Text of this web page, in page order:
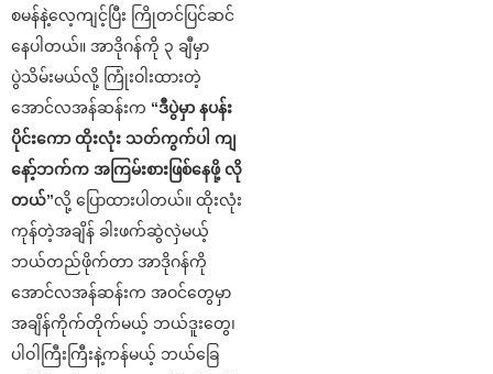
စမန်နဲ့လေ့ကျင့်ပြီး ကြိုတင်ပြင်ဆင်
နေပါတယ်။ အာဒိုဂန်ကို ၃ ချီမှာ
ပွဲသိမ်းမယ်လို့ ကြုံးဝါးထားတဲ့
အောင်လအန်ဆန်းက “ဒီပွဲမှာ နပန်း
ပိုင်းကော ထိုးလုံး သတ်ကွက်ပါ ကျ
နော့်ဘက်က အကြမ်းစားဖြစ်နေဖို့ လို
တယ်”လို့ ပြောထားပါတယ်။ ထိုးလုံး
ကုန်တဲ့အချိန် ခါးဖက်ဆွဲလှဲမယ့်
ဘယ်တည်ဖိုက်တာ အာဒိုဂန်ကို
အောင်လအန်ဆန်းက အဝင်တွေမှာ
အချိန်ကိုက်တိုက်မယ့် ဘယ်ဒူးတွေ၊
ပါဝါကြီးကြီးနဲ့ကန်မယ့် ဘယ်ခြေ